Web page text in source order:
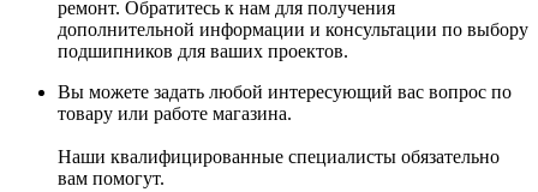
ремонт. Обратитесь к нам для получения
дополнительной информации и консультации по выбору
подшипников для ваших проектов.
Вы можете задать любой интересующий вас вопрос по
товару или работе магазина.
Наши квалифицированные специалисты обязательно
вам помогут.